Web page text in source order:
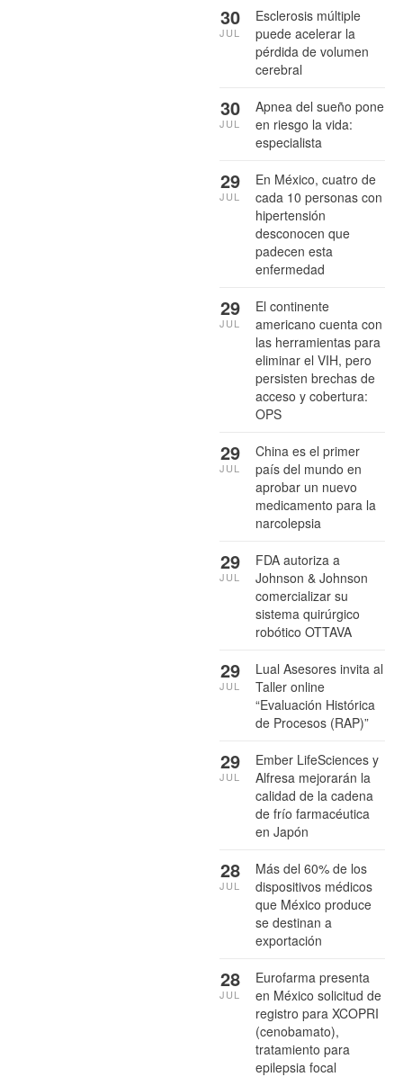
Esclerosis múltiple
puede acelerar la
pérdida de volumen
cerebral
30
JUL
Apnea del sueño pone
en riesgo la vida:
especialista
30
JUL
En México, cuatro de
cada 10 personas con
hipertensión
desconocen que
padecen esta
enfermedad
29
JUL
El continente
americano cuenta con
las herramientas para
eliminar el VIH, pero
persisten brechas de
acceso y cobertura:
OPS
29
JUL
China es el primer
país del mundo en
aprobar un nuevo
medicamento para la
narcolepsia
29
JUL
FDA autoriza a
Johnson & Johnson
comercializar su
sistema quirúrgico
robótico OTTAVA
29
JUL
Lual Asesores invita al
Taller online
“Evaluación Histórica
de Procesos (RAP)”
29
JUL
Ember LifeSciences y
Alfresa mejorarán la
calidad de la cadena
de frío farmacéutica
en Japón
29
JUL
Más del 60% de los
dispositivos médicos
que México produce
se destinan a
exportación
28
JUL
Eurofarma presenta
en México solicitud de
registro para XCOPRI
(cenobamato),
tratamiento para
epilepsia focal
28
JUL